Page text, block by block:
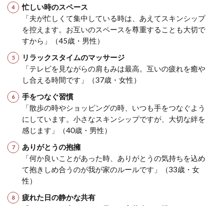
忙しい時のスペース
「夫が忙しくて集中している時は、あえてスキンシップ
を控えます。お互いのスペースを尊重することも大切で
すから」（45歳・男性）
リラックスタイムのマッサージ
「テレビを見ながらの肩もみは最高。互いの疲れを癒や
し合える時間です」（37歳・女性）
手をつなぐ習慣
「散歩の時やショッピングの時、いつも手をつなぐよう
にしています。小さなスキンシップですが、大切な絆を
感じます」（40歳・男性）
ありがとうの抱擁
「何か良いことがあった時、ありがとうの気持ちを込め
て抱きしめ合うのが我が家のルールです」（33歳・女
性）
疲れた日の静かな共有